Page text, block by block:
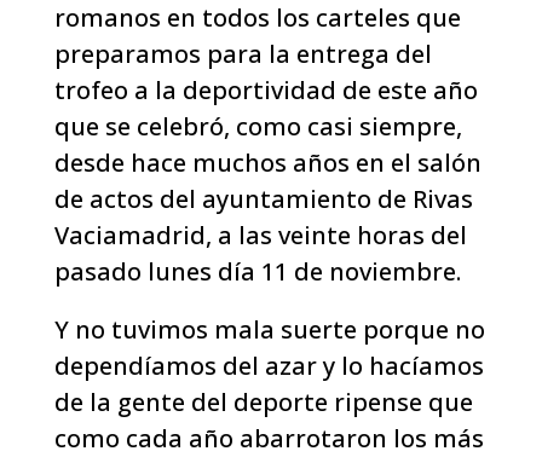
romanos en todos los carteles que
preparamos para la entrega del
trofeo a la deportividad de este año
que se celebró, como casi siempre,
desde hace muchos años en el salón
de actos del ayuntamiento de Rivas
Vaciamadrid, a las veinte horas del
pasado lunes día 11 de noviembre.
Y no tuvimos mala suerte porque no
dependíamos del azar y lo hacíamos
de la gente del deporte ripense que
como cada año abarrotaron los más